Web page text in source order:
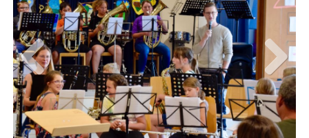
BEWERBE UND ERGEBNISSE
FORMULARE & DOWNLOADS
Previous Next